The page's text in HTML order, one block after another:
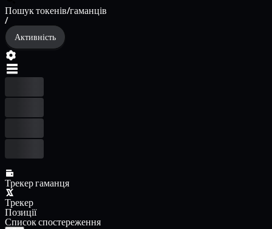
Пошук токенів/гаманців
/
Активність
Трекер гаманця
Трекер
Позиції
Список спостереження